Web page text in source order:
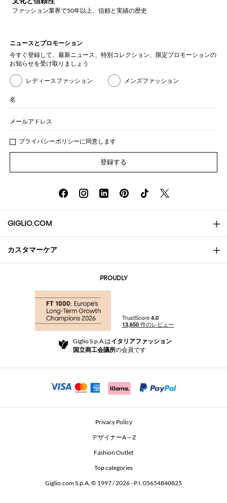
ファッション業界で50年以上、信頼と実績の歴史
ニュースとプロモーション
今すぐ登録して、最新ニュース、特別コレクション、限定プロモーションの
お知らせを受け取りましょう
レディースファッション メンズファッション
名
メールアドレス
プライバシーポリシーに同意します
登録する
GIGLIO.COM
会社概要
Community Store
Beauty Seekers VIP Club
カスタマーケア
返品と返金
For a safe shopping experience
Security Communication
PROUDLY
Giglio S.p.A.はイタリアファッション
国立商工会議所の会員です
Privacy Policy
デザイナーA～Z
Fashion Outlet
Top categories
Giglio.com S.p.A. © 1997 / 2026 - P.I. 05654840825